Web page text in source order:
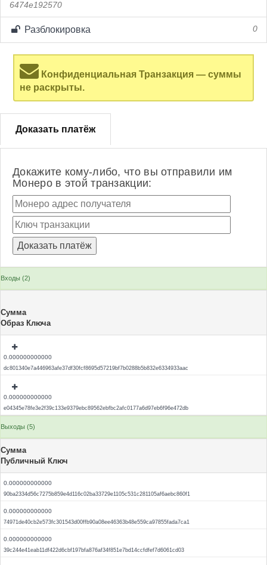
6474e192570
Разблокировка 0
Конфиденциальная Транзакция — суммы
не раскрыты.
Доказать платёж
Докажите кому-либо, что вы отправили им
Монеро в этой транзакции:
Входы (2)
Сумма
Образ Ключа
0.000000000000
dc801340e7a446963afe37df30fcf8695d57219bf7b0288b5b832e6334933aac
0.000000000000
e04345e78fe3e2f39c133e9379ebc89562ebfbc2afc0177a6d97eb6f96e472db
Выходы (5)
Сумма
Публичный Ключ
0.000000000000
90ba2334d56c7275b859e4d116c02ba33729e1105c531c281105af6aebc860f1
0.000000000000
74971de40cb2e573fc301543d00ffb90a08ee46363b48e559ca97855fada7ca1
0.000000000000
39c244e41eab11df422d6cbf197bfa876af34f851e7bd14ccfdfef7d6061cd03